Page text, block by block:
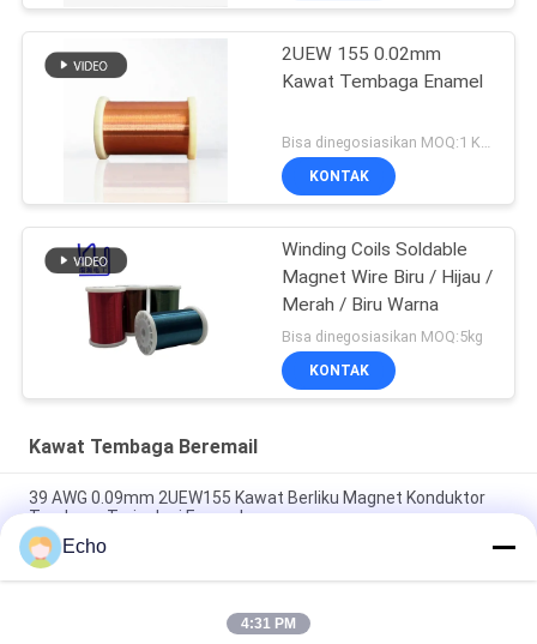
2UEW 155 0.02mm
Kawat Tembaga Enamel
KONTAK
Winding Coils Soldable
Magnet Wire Biru / Hijau /
Merah / Biru Warna
Bisa dinegosiasikan MOQ:5kg
KONTAK
Kawat Tembaga Beremail
39 AWG 0.09mm 2UEW155 Kawat Berliku Magnet Konduktor
Tembaga Terisolasi Enamel
0.011mm 2UEW155 Enamel Dilapisi Kawat Tembaga Untuk
Motor Berliku
Ruiyuan Super Thin Winding Coils Kawat Tembaga Berenamel
Echo
4:31 PM